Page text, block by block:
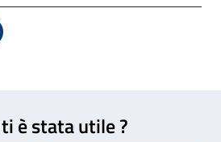
- Sito esterno - Apertura in
- Apertura in nuova finestra
apre il programma di posta
pagina: scelta meno
è stata utile ?